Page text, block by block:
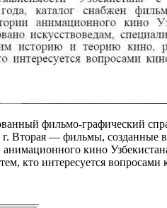
фильмо-графический
Вторая — фильмы, созданные
кино
кто интересуется вопросами